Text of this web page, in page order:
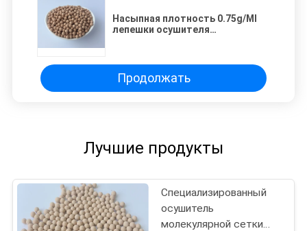
Насыпная плотность 0.75g/Ml
лепешки осушителя
Продолжать
Лучшие продукты
Специализированный
осушитель
молекулярной сетки